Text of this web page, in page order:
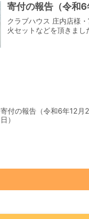
寄付の報告（令和6
クラブハウス 庄内店様
火セットなどを頂きまし
寄付の報告（令和6年12月
日）